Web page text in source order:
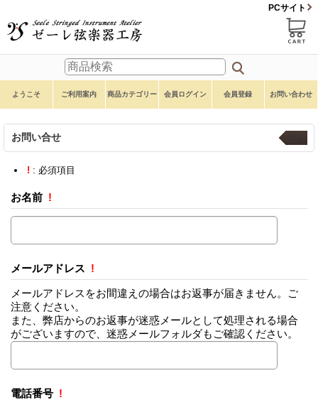
PCサイト
ようこそ ご利用案内 商品カテゴリー 会員ログイン 会員登録 お問い合わせ
お問い合せ
! : 必須項目
お名前 !
メールアドレス !
メールアドレスをお間違えの場合はお返事が届きません。ご
注意ください。
また、弊店からのお返事が迷惑メールとして処理される場合
がございますので、迷惑メールフォルダもご確認ください。
電話番号 !